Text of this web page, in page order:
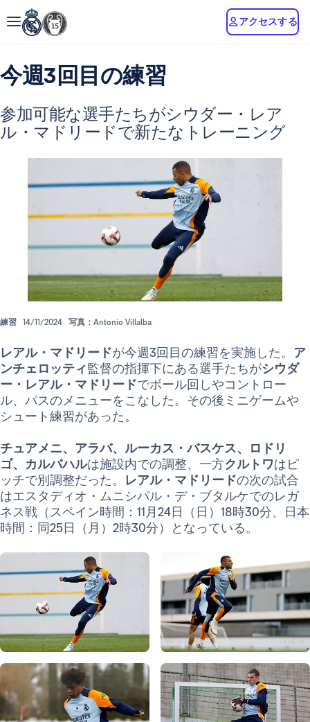
アクセスする
今週3回目の練習
参加可能な選手たちがシウダー・レア
ル・マドリードで新たなトレーニング
練習 14/11/2024 写真：Antonio Villalba
レアル・マドリードが今週3回目の練習を実施した。 ア
ンチェロッティ監督の指揮下にある選手たちがシウダ
ー・レアル・マドリードでボール回しやコントロー
ル、パスのメニューをこなした。その後ミニゲームや
シュート練習があった。
チュアメニ、アラバ、ルーカス・バスケス、ロドリ
ゴ、カルバハルは施設内での調整、一方クルトワはピ
ッチで別調整だった。 レアル・マドリードの次の試合
はエスタディオ・ムニシパル・デ・ブタルケでのレガ
ネス戦（スペイン時間：11月24日（日）18時30分、日本
時間：同25日（月）2時30分）となっている。